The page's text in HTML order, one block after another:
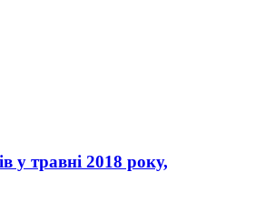
у травні 2018 року,